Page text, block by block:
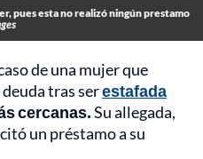
pues esta no realizó ningún prestamo
de una mujer que
tras serestafada
cercanas.Su allegada,
un préstamo a su